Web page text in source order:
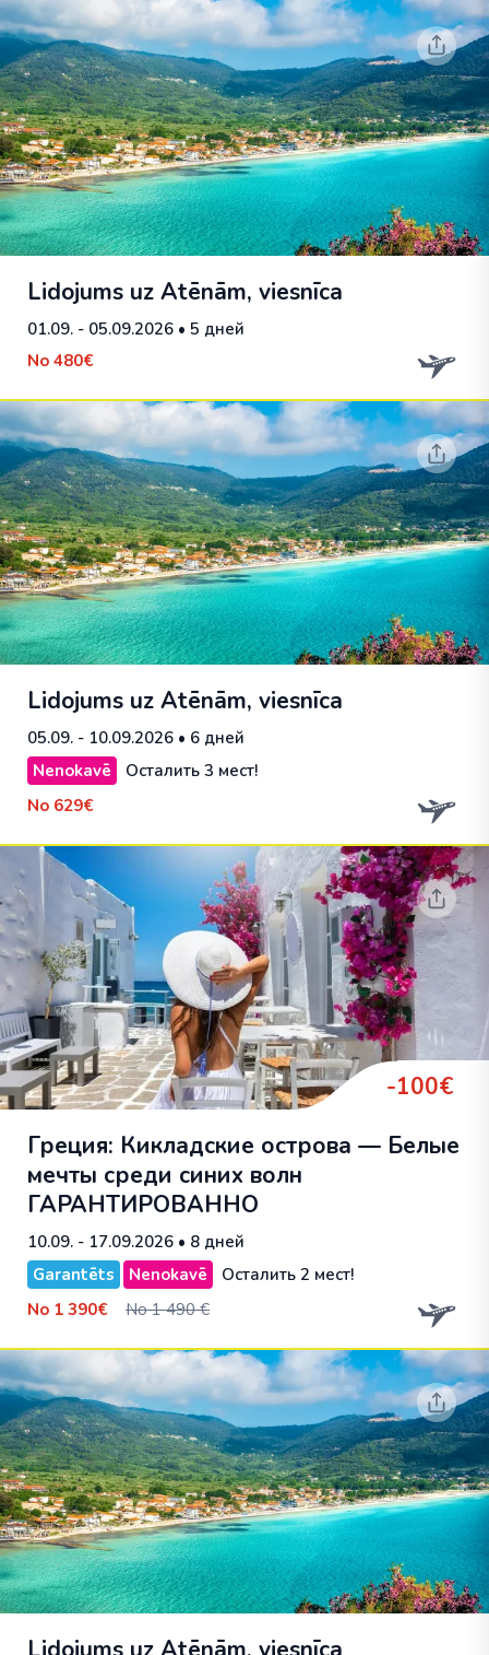
Lidojums uz Atēnām, viesnīca
01.09. - 05.09.2026 • 5 дней
No 480€
Lidojums uz Atēnām, viesnīca
05.09. - 10.09.2026 • 6 дней
Nenokavē
Осталить 3 мест!
No 629€
-100€
Греция: Кикладские острова — Белые
мечты среди синих волн
ГАРАНТИРОВАННО
10.09. - 17.09.2026 • 8 дней
Garantēts
Nenokavē
Осталить 2 мест!
No 1 390€ No 1 490 €